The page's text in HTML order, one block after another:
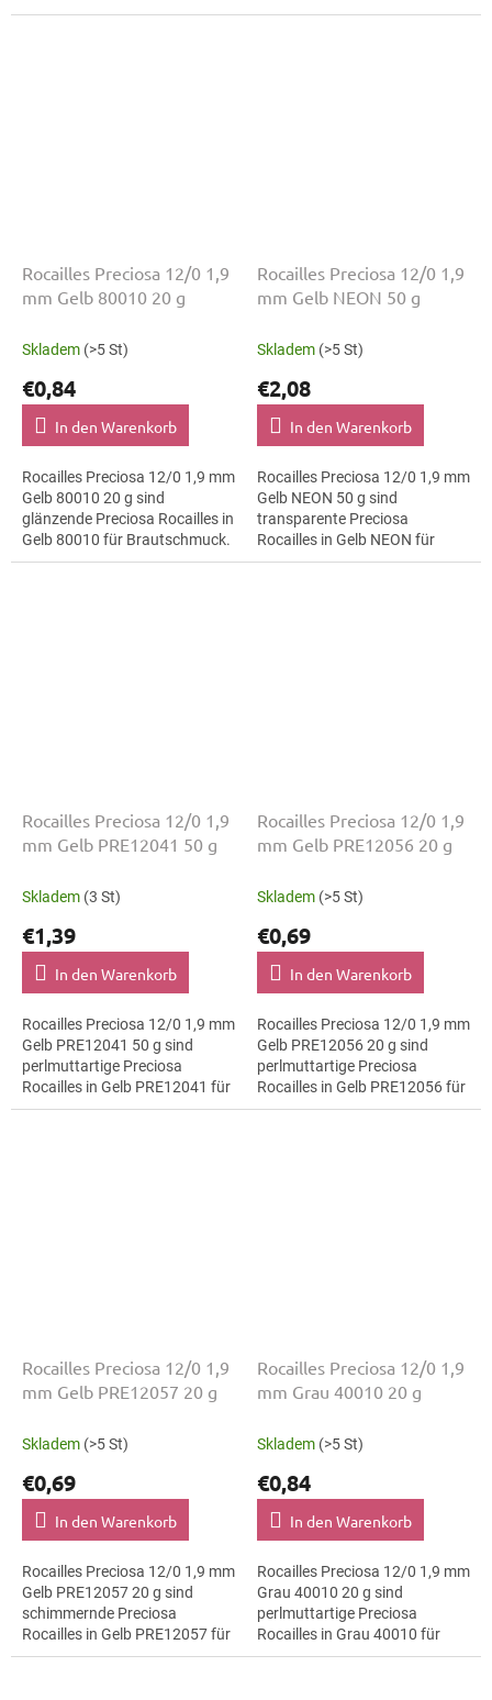
Abendmode. Die Größe 12/0
botanische Motive. Die Größe
Rocailles Preciosa 12/0 1,9
mm Gelb 80010 20 g
Skladem (>5 St)
€0,84
In den Warenkorb
Rocailles Preciosa 12/0 1,9 mm
Gelb 80010 20 g sind
glänzende Preciosa Rocailles in
Gelb 80010 für Brautschmuck.
Die Größe 12/0 mit 1,9 mm
Rocailles Preciosa 12/0 1,9
mm Gelb NEON 50 g
Skladem (>5 St)
€2,08
In den Warenkorb
Rocailles Preciosa 12/0 1,9 mm
Gelb NEON 50 g sind
transparente Preciosa
Rocailles in Gelb NEON für
Festival-Looks. Die Größe 12/0
Rocailles Preciosa 12/0 1,9
mm Gelb PRE12041 50 g
Skladem (3 St)
€1,39
In den Warenkorb
Rocailles Preciosa 12/0 1,9 mm
Gelb PRE12041 50 g sind
perlmuttartige Preciosa
Rocailles in Gelb PRE12041 für
botanische Motive. Die Größe
Rocailles Preciosa 12/0 1,9
mm Gelb PRE12056 20 g
Skladem (>5 St)
€0,69
In den Warenkorb
Rocailles Preciosa 12/0 1,9 mm
Gelb PRE12056 20 g sind
perlmuttartige Preciosa
Rocailles in Gelb PRE12056 für
Kostümgestaltung. Die Größe
Rocailles Preciosa 12/0 1,9
mm Gelb PRE12057 20 g
Skladem (>5 St)
€0,69
In den Warenkorb
Rocailles Preciosa 12/0 1,9 mm
Gelb PRE12057 20 g sind
schimmernde Preciosa
Rocailles in Gelb PRE12057 für
Hängedekorationen. Die Größe
Rocailles Preciosa 12/0 1,9
mm Grau 40010 20 g
Skladem (>5 St)
€0,84
In den Warenkorb
Rocailles Preciosa 12/0 1,9 mm
Grau 40010 20 g sind
perlmuttartige Preciosa
Rocailles in Grau 40010 für
Folklore-Projekte. Die Größe